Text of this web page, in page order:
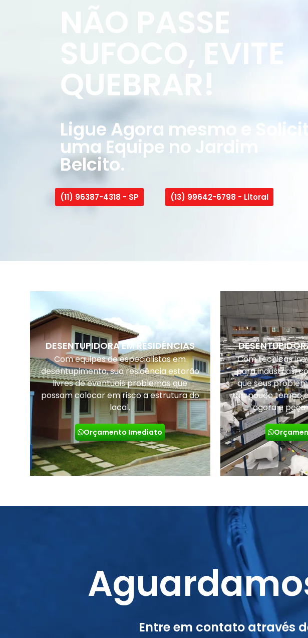
NÃO PASSE
SUFOCO, EVITE
QUEBRAR!
Ligue Agora mesmo e
uma Equipe no Jardim
Belcito.
(11) 96387-4318 - SP (13) 99642-6798 - Litoral
DESENTUPIDORA EM RESIDÊNCIAS
Com equipes de especialistas em
desentupimento, sua residência estarão
livres de eventuais problemas que
possam colocar em risco a estrutura do
local.
Orçamento Imediato
Com técnicas
para indústrias,
que seus
em pouco tempo
agora e
Entre em contato através